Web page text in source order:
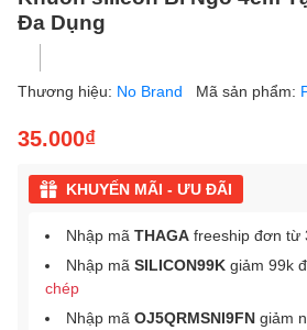
Đa Dụng
Thương hiệu: No Brand Mã sản phẩm:
35.000₫
KHUYẾN MÃI - ƯU ĐÃI
Nhập mã THAGA freeship đơn từ
Nhập mã SILICON99K giảm 99k
chép
Nhập mã OJ5QRMSNI9FN giảm